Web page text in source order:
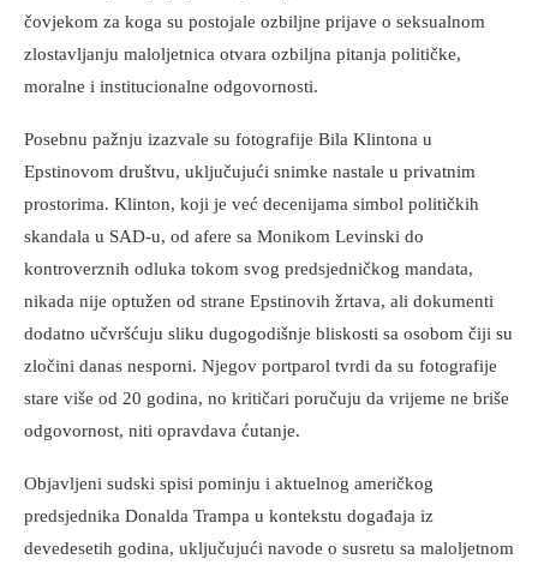
čovjekom za koga su postojale ozbiljne prijave o seksualnom
zlostavljanju maloljetnica otvara ozbiljna pitanja političke,
moralne i institucionalne odgovornosti.
Posebnu pažnju izazvale su fotografije Bila Klintona u
Epstinovom društvu, uključujući snimke nastale u privatnim
prostorima. Klinton, koji je već decenijama simbol političkih
skandala u SAD-u, od afere sa Monikom Levinski do
kontroverznih odluka tokom svog predsjedničkog mandata,
nikada nije optužen od strane Epstinovih žrtava, ali dokumenti
dodatno učvršćuju sliku dugogodišnje bliskosti sa osobom čiji su
zločini danas nesporni. Njegov portparol tvrdi da su fotografije
stare više od 20 godina, no kritičari poručuju da vrijeme ne briše
odgovornost, niti opravdava ćutanje.
Objavljeni sudski spisi pominju i aktuelnog američkog
predsjednika Donalda Trampa u kontekstu događaja iz
devedesetih godina, uključujući navode o susretu sa maloljetnom